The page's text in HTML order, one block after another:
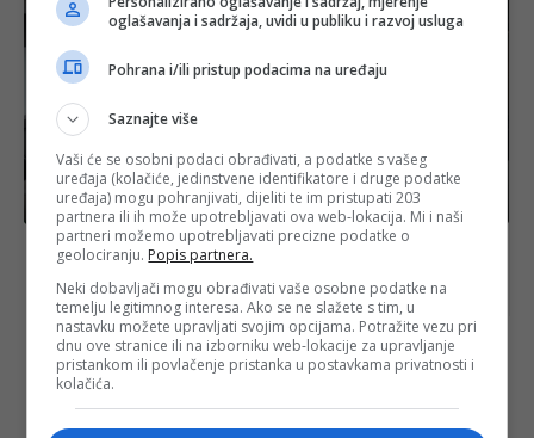
BiH
Matično društvo bošnjačkih vijeća doprinosi
regionalnoj stabilnosti, povezivanju i saradnji
najnovije FACE.BA
oglašavanja i sadržaja, uvidi u publiku i razvoj usluga
Pohrana i/ili pristup podacima na uređaju
Saznajte više
Vaši će se osobni podaci obrađivati, a podatke s vašeg
uređaja (kolačiće, jedinstvene identifikatore i druge podatke
uređaja) mogu pohranjivati, dijeliti te im pristupati 203
partnera ili ih može upotrebljavati ova web-lokacija. Mi i naši
partneri možemo upotrebljavati precizne podatke o
geolociranju. Popis partnera.
Neki dobavljači mogu obrađivati vaše osobne podatke na
temelju legitimnog interesa. Ako se ne slažete s tim, u
nastavku možete upravljati svojim opcijama. Potražite vezu pri
dnu ove stranice ili na izborniku web-lokacije za upravljanje
pristankom ili povlačenje pristanka u postavkama privatnosti i
kolačića.